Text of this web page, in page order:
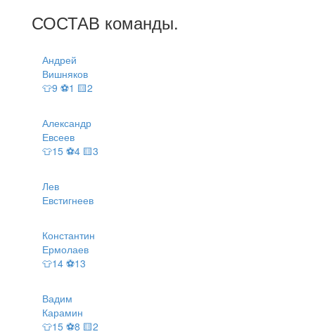
СОСТАВ команды.
Андрей
Вишняков
👕9 ⚽1 🟨2
Александр
Евсеев
👕15 ⚽4 🟨3
Лев
Евстигнеев
Константин
Ермолаев
👕14 ⚽13
Вадим
Карамин
👕15 ⚽8 🟨2